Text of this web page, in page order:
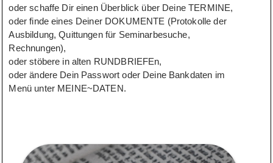
oder schaffe Dir einen Überblick über Deine TERMINE,
oder finde eines Deiner DOKUMENTE (Protokolle der
Ausbildung, Quittungen für Seminarbesuche,
Rechnungen),
oder stöbere in alten RUNDBRIEFEn,
oder ändere Dein Passwort oder Deine Bankdaten im
Menü unter MEINE~DATEN.